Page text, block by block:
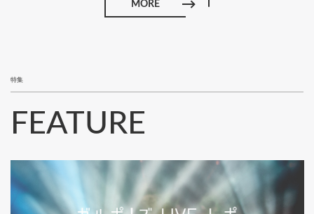
MORE
特集
FEATURE